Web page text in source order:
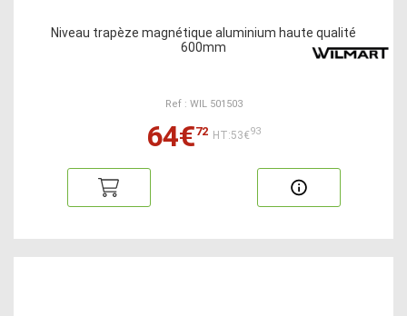
Niveau trapèze magnétique aluminium haute qualité
600mm
Ref : WIL 501503
64€72 HT:53€93